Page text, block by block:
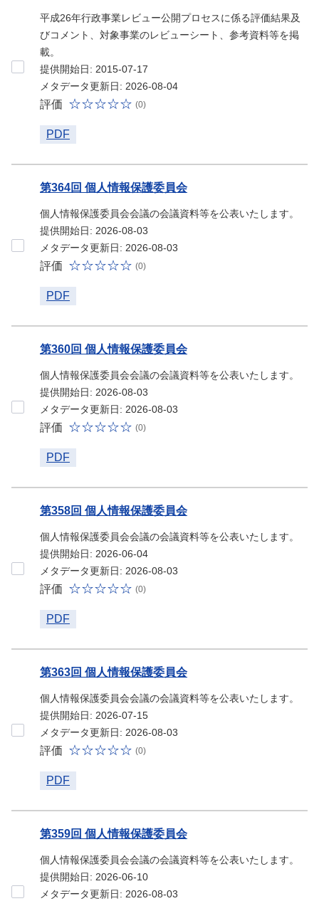
平成26年行政事業レビュー公開プロセスに係る評価結果及
びコメント、対象事業のレビューシート、参考資料等を掲
載。
提供開始日: 2015-07-17
メタデータ更新日: 2026-08-04
評価 (0)
PDF
第364回 個人情報保護委員会
個人情報保護委員会会議の会議資料等を公表いたします。
提供開始日: 2026-08-03
メタデータ更新日: 2026-08-03
評価 (0)
PDF
第360回 個人情報保護委員会
個人情報保護委員会会議の会議資料等を公表いたします。
提供開始日: 2026-08-03
メタデータ更新日: 2026-08-03
評価 (0)
PDF
第358回 個人情報保護委員会
個人情報保護委員会会議の会議資料等を公表いたします。
提供開始日: 2026-06-04
メタデータ更新日: 2026-08-03
評価 (0)
PDF
第363回 個人情報保護委員会
個人情報保護委員会会議の会議資料等を公表いたします。
提供開始日: 2026-07-15
メタデータ更新日: 2026-08-03
評価 (0)
PDF
第359回 個人情報保護委員会
個人情報保護委員会会議の会議資料等を公表いたします。
提供開始日: 2026-06-10
メタデータ更新日: 2026-08-03